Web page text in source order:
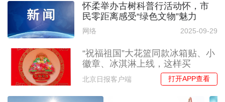
怀柔举办古树科普行活动怀，市
民零距离感受“绿色文物”魅力
网络 2025-09-29
“祝福祖国”大花篮同款冰箱贴、小
徽章、冰淇淋上线，这样买
北京日报客户端 打开APP查看